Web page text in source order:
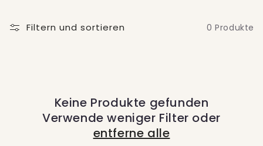
t
Filtern und sortieren 0 Produkte
Keine Produkte gefunden
Verwende weniger Filter oder
entferne alle